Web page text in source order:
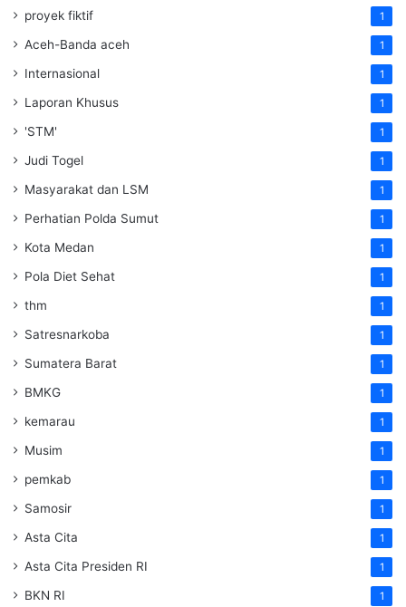
proyek fiktif 1
Aceh-Banda aceh 1
Internasional 1
Laporan Khusus 1
'STM' 1
Judi Togel 1
Masyarakat dan LSM 1
Perhatian Polda Sumut 1
Kota Medan 1
Pola Diet Sehat 1
thm 1
Satresnarkoba 1
Sumatera Barat 1
BMKG 1
kemarau 1
Musim 1
pemkab 1
Samosir 1
Asta Cita 1
Asta Cita Presiden RI 1
BKN RI 1